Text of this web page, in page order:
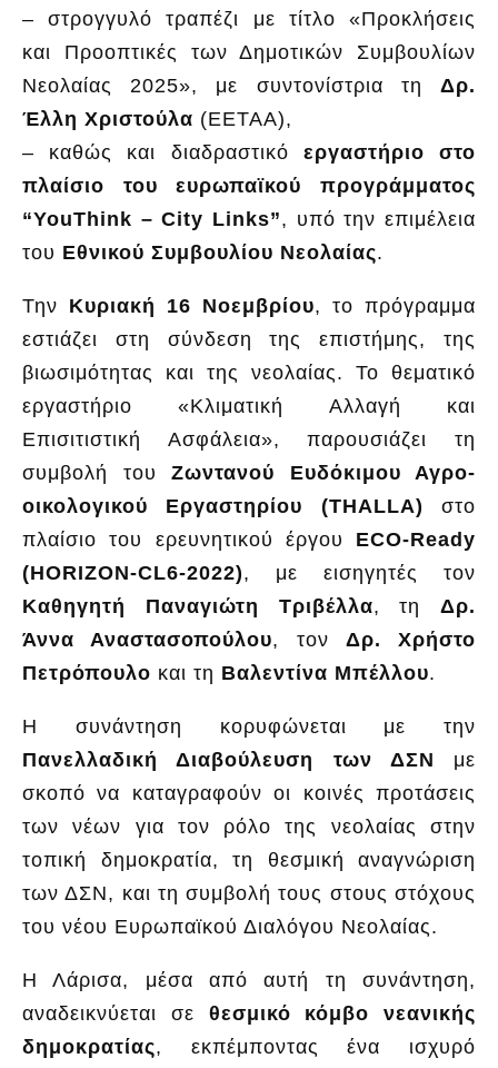
– στρογγυλό τραπέζι με τίτλο «Προκλήσεις
και Προοπτικές των Δημοτικών Συμβουλίων
Νεολαίας 2025», με συντονίστρια τηΔρ.
Έλλη Χριστούλα (ΕΕΤΑΑ),
– καθώς και διαδραστικό εργαστήριο στο
πλαίσιο του ευρωπαϊκού προγράμματος
“YouThink – City Links”, υπό την επιμέλεια
του Εθνικού Συμβουλίου Νεολαίας.
Την Κυριακή 16 Νοεμβρίου, το πρόγραμμα
εστιάζει στη σύνδεση της επιστήμης, της
βιωσιμότητας και της νεολαίας. Το θεματικό
εργαστήριο«Κλιματική Αλλαγή και
Επισιτιστική Ασφάλεια», παρουσιάζει τη
συμβολή του Ζωντανού Ευδόκιμου Αγρο-
οικολογικού Εργαστηρίου (THALLA) στο
πλαίσιο του ερευνητικού έργου ECO-Ready
(HORIZON-CL6-2022), με εισηγητές τον
Καθηγητή Παναγιώτη Τριβέλλα, τη Δρ.
Άννα Αναστασοπούλου, τον Δρ. Χρήστο
Πετρόπουλο και τη Βαλεντίνα Μπέλλου.
Η συνάντηση κορυφώνεται με την
Πανελλαδική Διαβούλευση των ΔΣΝ με
σκοπό να καταγραφούν οι κοινές προτάσεις
των νέων για τον ρόλο της νεολαίας στην
τοπική δημοκρατία, τη θεσμική αναγνώριση
των ΔΣΝ, και τη συμβολή τους στους στόχους
του νέου Ευρωπαϊκού Διαλόγου Νεολαίας.
Η Λάρισα, μέσα από αυτή τη συνάντηση,
αναδεικνύεται σε θεσμικό κόμβο νεανικής
δημοκρατίας, εκπέμποντας ένα ισχυρό